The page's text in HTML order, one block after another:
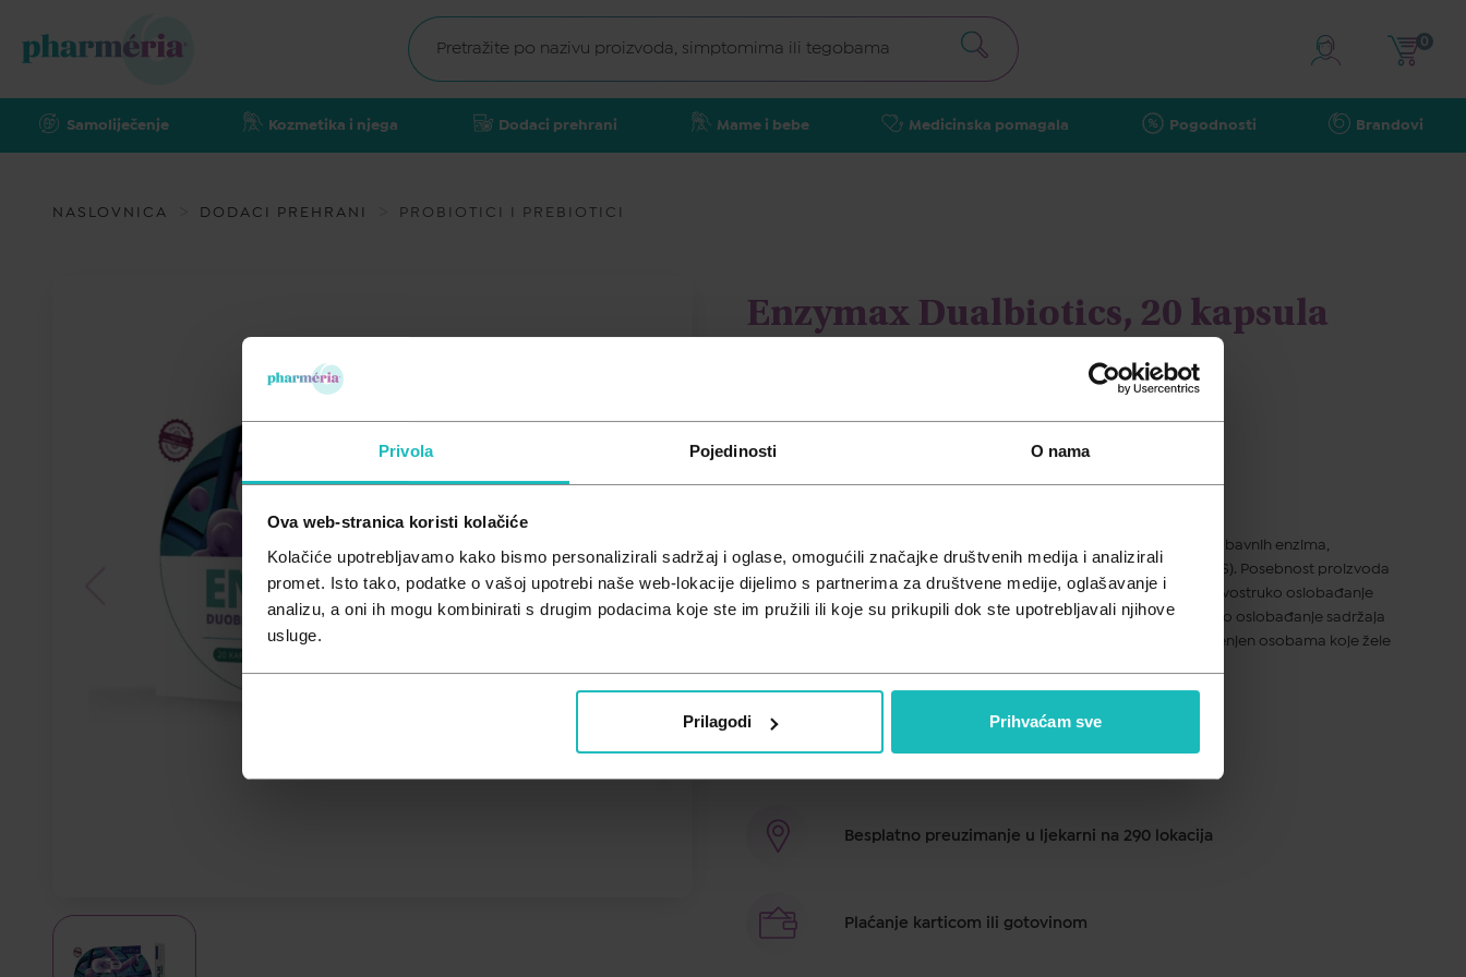
Privola Pojedinosti O nama
Ova web-stranica koristi kolačiće
Kolačiće upotrebljavamo kako bismo personalizirali sadržaj i oglase, omogućili značajke društvenih medija i analizirali
promet. Isto tako, podatke o vašoj upotrebi naše web-lokacije dijelimo s partnerima za društvene medije, oglašavanje i
analizu, a oni ih mogu kombinirati s drugim podacima koje ste im pružili ili koje su prikupili dok ste upotrebljavali njihove
usluge.
Prilagodi Prihvaćam sve
Samoliječenje Kozmetika i njega Dodaci prehrani Mame i bebe Medicinska pomagala Pogodnosti Brandovi
0
NASLOVNICA DODACI PREHRANI PROBIOTICI I PREBIOTICI
Enzymax Dualbiotics, 20 kapsula
20,99
ENZYMAX DuoBiotics je dodatak prehrani koji sadrži kombinaciju probavnih enzima,
bakterijske kulture Lactobacillus plantarum i fruktooligosaharida (FOS). Posebnost proizvoda
je inovativna tehnologija „kapsula unutar kapsule“, koja omogućuje dvostruko oslobađanje
sastojaka – u želucu i u crijevima. Ovakav sustav omogućuje postupno oslobađanje sadržaja
kapsule u različitim dijelovima probavnog sustava. Proizvod je namijenjen osobama koje žele
Brza dostava u roku od 1 do 2 dana
Besplatno preuzimanje u ljekarni na 290 lokacija
Plaćanje karticom ili gotovinom